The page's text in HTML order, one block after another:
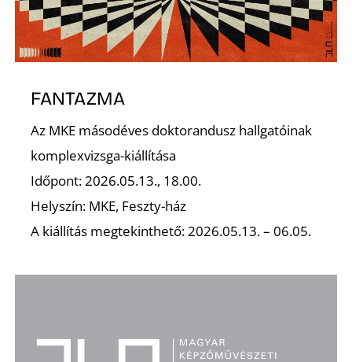
FANTAZMA
Az MKE másodéves doktorandusz hallgatóinak
komplexvizsga-kiállítása
Időpont: 2026.05.13., 18.00.
Helyszín: MKE, Feszty-ház
A kiállítás megtekinthető: 2026.05.13. – 06.05.